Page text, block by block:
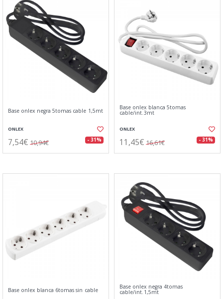
Base onlex negra 5tomas cable 1,5mt
ONLEX
7,54€ 10,94€ - 31%
Base onlex blanca 5tomas
cable/int.3mt
ONLEX
11,45€ 16,61€ - 31%
Base onlex blanca 6tomas sin cable Base onlex negra 4tomas
cable/int.1,5mt